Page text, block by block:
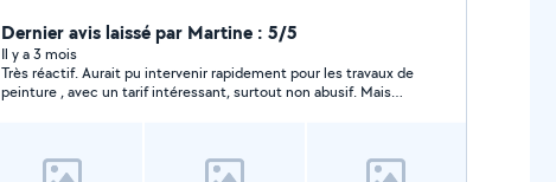
Dernier avis laissé par Martine : 5/5
Il y a 3 mois
Très réactif. Aurait pu intervenir rapidement pour les travaux de
peinture , avec un tarif intéressant, surtout non abusif. Mais